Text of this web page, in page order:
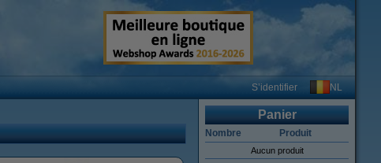
S’identifier NL
Panier
Nombre Produit
Aucun produit